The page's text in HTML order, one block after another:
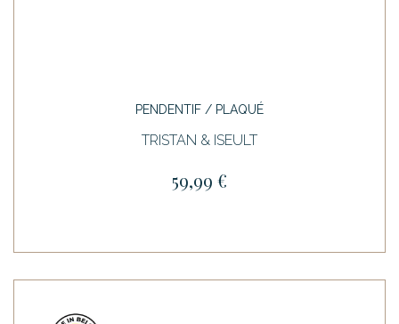
PENDENTIF / PLAQUÉ
TRISTAN & ISEULT
59,99 €